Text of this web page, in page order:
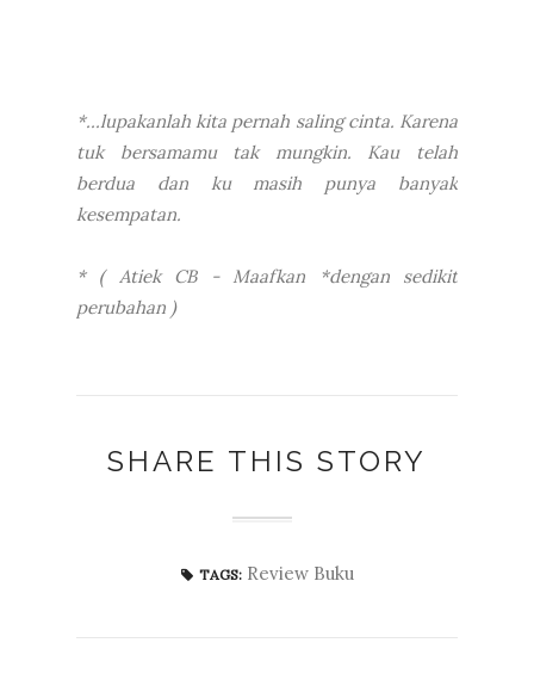
*...lupakanlah kita pernah saling cinta. Karena
tuk bersamamu tak mungkin. Kau telah
berdua dan ku masih punya banyak
kesempatan.
* ( Atiek CB - Maafkan *dengan sedikit
perubahan )
SHARE THIS STORY
TAGS: Review Buku